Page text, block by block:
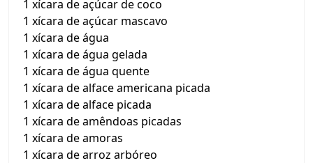
1 xícara de açúcar de coco
1 xícara de açúcar mascavo
1 xícara de água
1 xícara de água gelada
1 xícara de água quente
1 xícara de alface americana picada
1 xícara de alface picada
1 xícara de amêndoas picadas
1 xícara de amoras
1 xícara de arroz arbóreo